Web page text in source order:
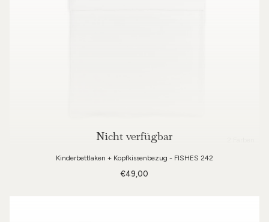
Nicht verfügbar
Kinderbettlaken + Kopfkissenbezug - FISHES 242
€49,00